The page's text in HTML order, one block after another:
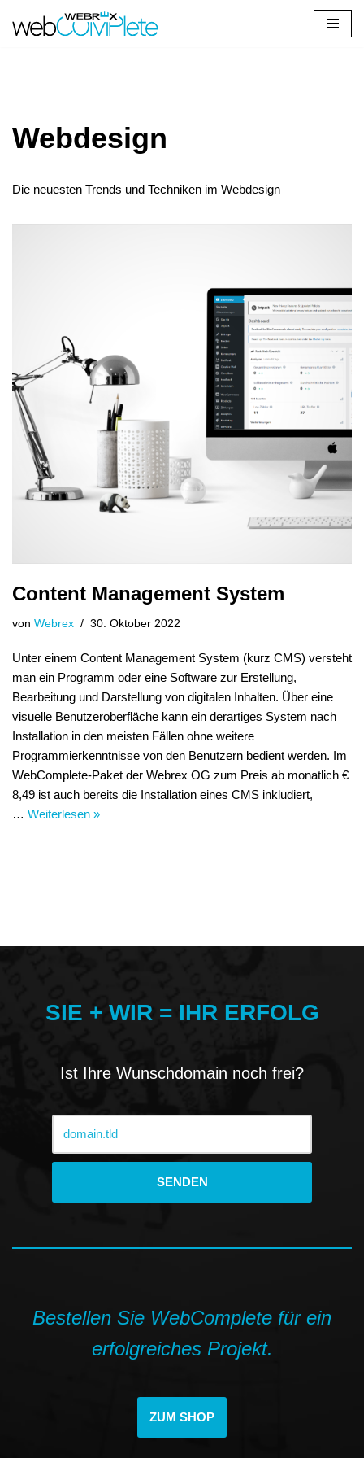
Webdesign
Die neuesten Trends und Techniken im Webdesign
Content Management System
von Webrex 30. Oktober 2022
Unter einem Content Management System (kurz CMS) versteht
man ein Programm oder eine Software zur Erstellung,
Bearbeitung und Darstellung von digitalen Inhalten. Über eine
visuelle Benutzeroberfläche kann ein derartiges System nach
Installation in den meisten Fällen ohne weitere
Programmierkenntnisse von den Benutzern bedient werden. Im
WebComplete-Paket der Webrex OG zum Preis ab monatlich €
8,49 ist auch bereits die Installation eines CMS inkludiert,
… Weiterlesen »
SIE + WIR = IHR ERFOLG
Ist Ihre Wunschdomain noch frei?
Bestellen Sie WebComplete für ein
erfolgreiches Projekt.
ZUM SHOP